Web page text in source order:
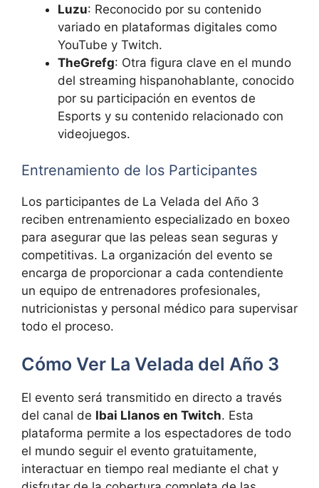
Luzu: Reconocido por su contenido
variado en plataformas digitales como
YouTube y Twitch.
TheGrefg: Otra figura clave en el mundo
del streaming hispanohablante, conocido
por su participación en eventos de
Esports y su contenido relacionado con
videojuegos.
Entrenamiento de los Participantes
Los participantes de La Velada del Año 3
reciben entrenamiento especializado en boxeo
para asegurar que las peleas sean seguras y
competitivas. La organización del evento se
encarga de proporcionar a cada contendiente
un equipo de entrenadores profesionales,
nutricionistas y personal médico para supervisar
todo el proceso.
Cómo Ver La Velada del Año 3
El evento será transmitido en directo a través
del canal de Ibai Llanos en Twitch. Esta
plataforma permite a los espectadores de todo
el mundo seguir el evento gratuitamente,
interactuar en tiempo real mediante el chat y